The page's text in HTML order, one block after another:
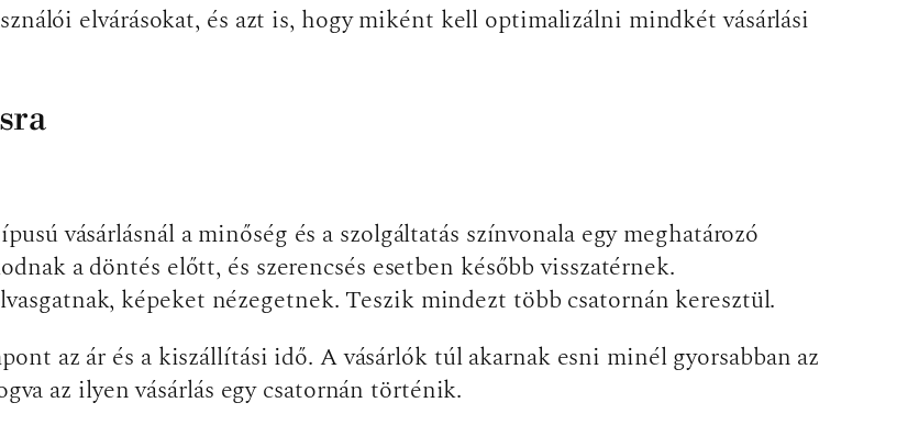
elvárásokat, és azt is, hogy miként kell optimalizálni mindkét vásárlási
vásárlásnál a minőség és a szolgáltatás színvonala egy meghatározó
a döntés előtt, és szerencsés esetben később visszatérnek.
képeket nézegetnek. Teszik mindezt több csatornán keresztül.
az ár és a kiszállítási idő. A vásárlók túl akarnak esni minél gyorsabban az
az ilyen vásárlás egy csatornán történik.